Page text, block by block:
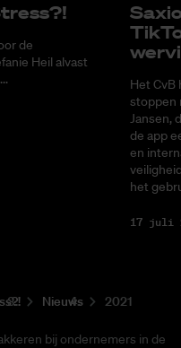
de
Heil alvast
Het CvB
stoppen
Jansen,
de app
en
het
17 juli
Nieuws
2021
bij ondernemers in de